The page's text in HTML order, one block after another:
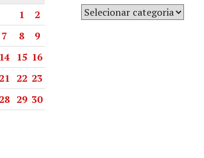
1
2
7 8
9
14 15 16
21 22 23
28 29 30